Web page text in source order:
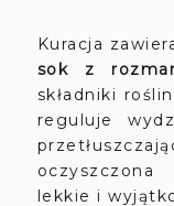
Kuracja
sok z
składniki
reguluje
lekkie i